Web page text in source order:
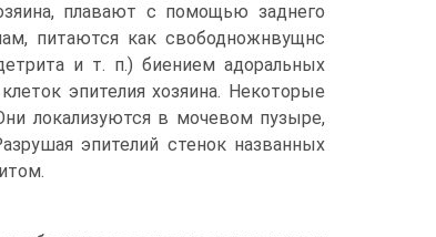
плавают с помощью заднего
питаются как свободножнвущнс
и т. п.) биением адоральных
эпителия хозяина. Некоторые
локализуются в мочевом пузыре,
эпителий стенок названных